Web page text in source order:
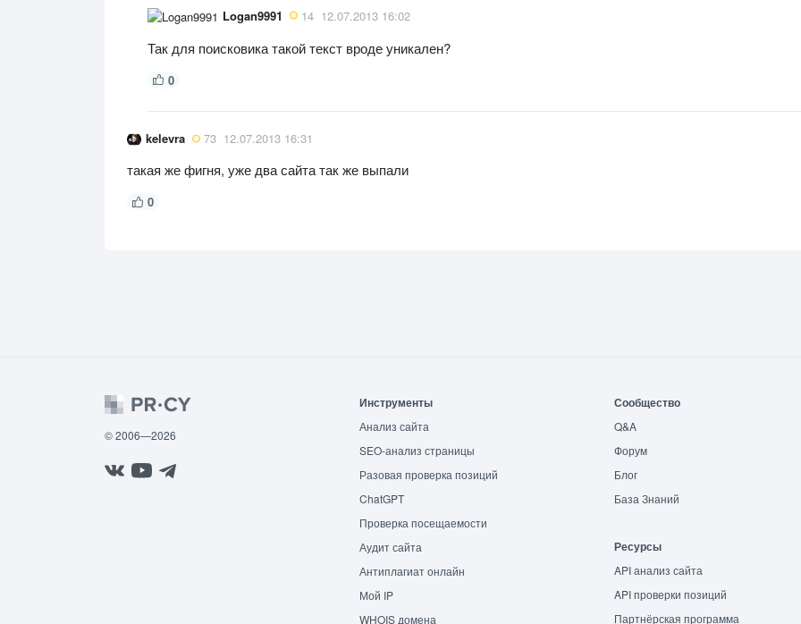
Logan9991 14 12.07.2013 16:02
Так для поисковика такой текст вроде уникален?
0
kelevra 73 12.07.2013 16:31
такая же фигня, уже два сайта так же выпали
0
© 2006—2026
Инструменты
Анализ сайта
SEO-анализ страницы
Разовая проверка позиций
ChatGPT
Проверка посещаемости
Аудит сайта
Антиплагиат онлайн
Мой IP
WHOIS домена
Сообщество
Q&A
Форум
Блог
База Знаний
Ресурсы
API анализ сайта
API проверки позиций
Партнёрская программа